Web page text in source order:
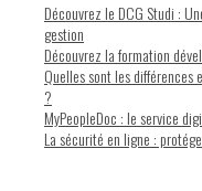
Découvrez le DCG Studi :
gestion
Découvrez la formation
Quelles sont les
?
MyPeopleDoc : le service
La sécurité en ligne :